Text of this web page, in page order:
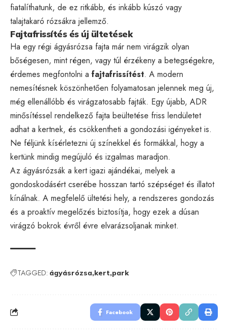
fiatalíthatunk, de ez ritkább, és inkább kúszó vagy
talajtakaró rózsákra jellemző.
Fajtafrissítés és új ültetések
Ha egy régi ágyásrózsa fajta már nem virágzik olyan
bőségesen, mint régen, vagy túl érzékeny a betegségekre,
érdemes megfontolni a fajtafrissítést. A modern
nemesítésnek köszönhetően folyamatosan jelennek meg új,
még ellenállóbb és virágzatosabb fajták. Egy újabb, ADR
minősítéssel rendelkező fajta beültetése friss lendületet
adhat a kertnek, és csökkentheti a gondozási igényeket is.
Ne féljünk kísérletezni új színekkel és formákkal, hogy a
kertünk mindig megújuló és izgalmas maradjon.
Az ágyásrózsák a kert igazi ajándékai, melyek a
gondoskodásért cserébe hosszan tartó szépséget és illatot
kínálnak. A megfelelő ültetési hely, a rendszeres gondozás
és a proaktív megelőzés biztosítja, hogy ezek a dúsan
virágzó bokrok évről évre elvarázsoljanak minket.
TAGGED: ágyásrózsa kert park
Facebook